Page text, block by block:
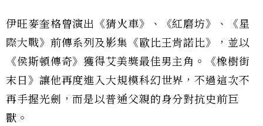
伊旺麥奎格曾演出《猜火車》、《紅磨坊》、《星
際大戰》前傳系列及影集《歐比王肯諾比》，並以
《侯斯頓傳奇》獲得艾美獎最佳男主角。《橡樹街
末日》讓他再度進入大規模科幻世界，不過這次不
再手握光劍，而是以普通父親的身分對抗史前巨
獸。